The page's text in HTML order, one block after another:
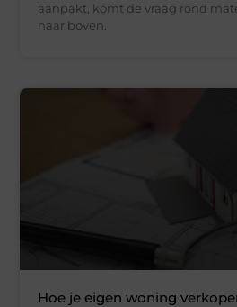
aanpakt, komt de vraag rond
naar boven.
Hoe je eigen woning